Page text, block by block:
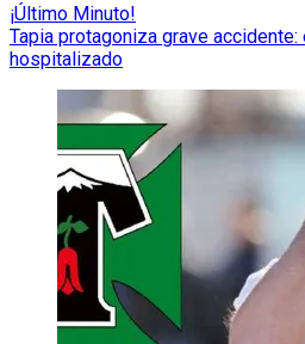
¡Último Minuto!
Tapia protagoniza grave
hospitalizado